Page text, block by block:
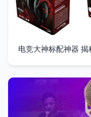
电竞大神标配神器